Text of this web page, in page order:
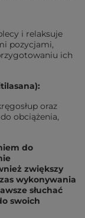
i relaksuje
pozycjami,
ich
oraz
obciążenia,
do
zwiększy
wykonywania
słuchać
swoich